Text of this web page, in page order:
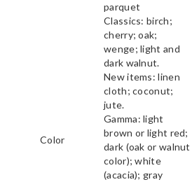
parquet
Color
Classics: birch;
cherry; oak;
wenge; light and
dark walnut.
New items: linen
cloth; coconut;
jute.
Gamma: light
brown or light red;
dark (oak or walnut
color); white
(acacia); gray